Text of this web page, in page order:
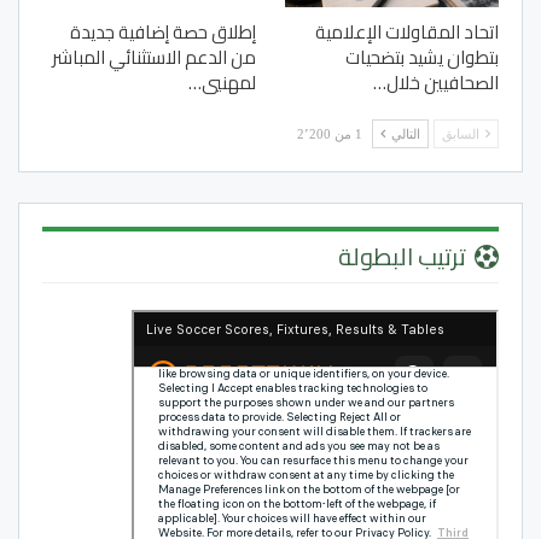
اتحاد المقاولات الإعلامية
بتطوان يشيد بتضحيات
الصحافيين خلال…
إطلاق حصة إضافية جديدة
من الدعم الاستثنائي المباشر
لمهنيي…
السابق التالي 1 من 2٬200
ترتيب البطولة